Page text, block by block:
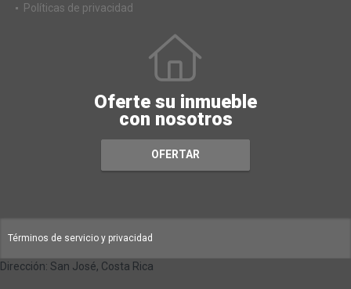
Políticas de privacidad
Oferte su inmueble
con nosotros
OFERTAR
Términos de servicio y privacidad
Dirección: San José, Costa Rica